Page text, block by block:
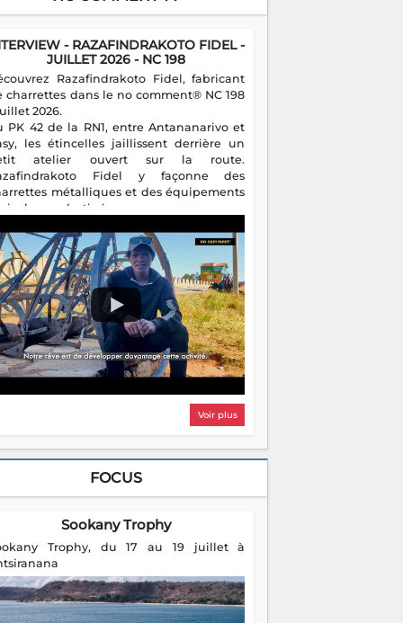
- RAZAFINDRAKOTO FIDEL -
JUILLET 2026 - NC 198
Razafindrakoto Fidel, fabricant
charrettes dans le no comment® NC 198
2026.
PK 42 de la RN1, entre Antananarivo et
les étincelles jaillissent derrière un
atelier ouvert sur la route.
Fidel y façonne des
métalliques et des équipements
destinés aux campagnes
il perpétue un métier discret mais
Voir plus
FOCUS
Sookany Trophy
Trophy, du 17 au 19 juillet à